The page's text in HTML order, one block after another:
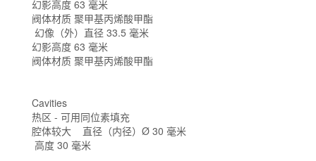
幻影高度 63 毫米
阀体材质 聚甲基丙烯酸甲酯
幻像（外）直径 33.5 毫米
幻影高度 63 毫米
阀体材质 聚甲基丙烯酸甲酯
Cavities
热区 - 可用同位素填充
腔体较大
直径（内径）Ø 30 毫米
高度 30 毫米